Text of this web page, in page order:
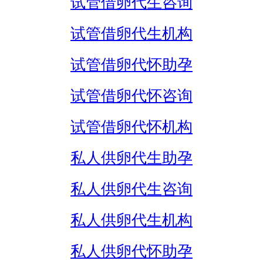
试管借卵代生机构
试管借卵代怀助孕
试管借卵代怀咨询
试管借卵代怀机构
私人供卵代生助孕
私人供卵代生咨询
私人供卵代生机构
私人供卵代怀助孕